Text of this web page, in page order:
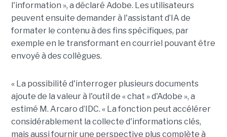
l'information », a déclaré Adobe. Les utilisateurs
peuvent ensuite demander à l'assistant d’IA de
formater le contenu à des fins spécifiques, par
exemple en le transformant en courriel pouvant être
envoyé à des collègues.
« La possibilité d'interroger plusieurs documents
ajoute de la valeur à l'outil de « chat » d'Adobe », a
estimé M. Arcaro d’IDC. « La fonction peut accélérer
considérablement la collecte d'informations clés,
mais aussi fournir une perspective plus complète à